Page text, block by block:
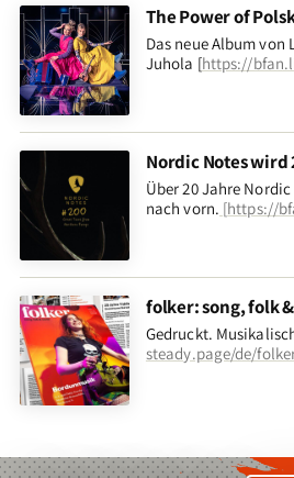
The Power of
Das neue Album von
Juhola [https://
Nordic Notes wird
Über 20 Jahre
nach vorn. [https://
folker: song, folk
Gedruckt.
steady.page/de/